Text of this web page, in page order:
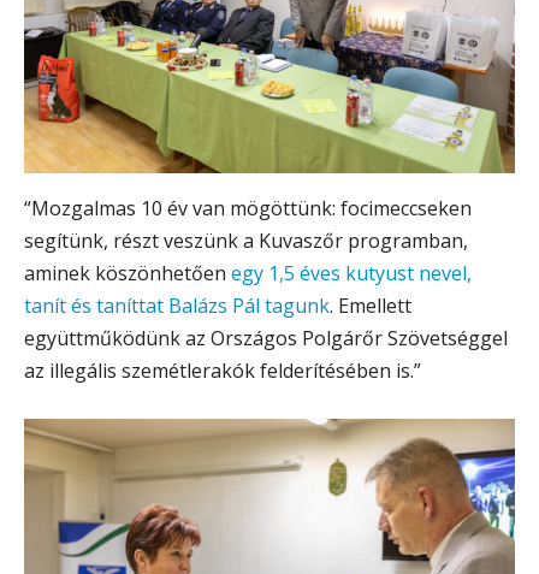
“Mozgalmas 10 év van mögöttünk: focimeccseken
segítünk, részt veszünk a Kuvaszőr programban,
aminek köszönhetően egy 1,5 éves kutyust nevel,
tanít és taníttat Balázs Pál tagunk. Emellett
együttműködünk az Országos Polgárőr Szövetséggel
az illegális szemétlerakók felderítésében is.”